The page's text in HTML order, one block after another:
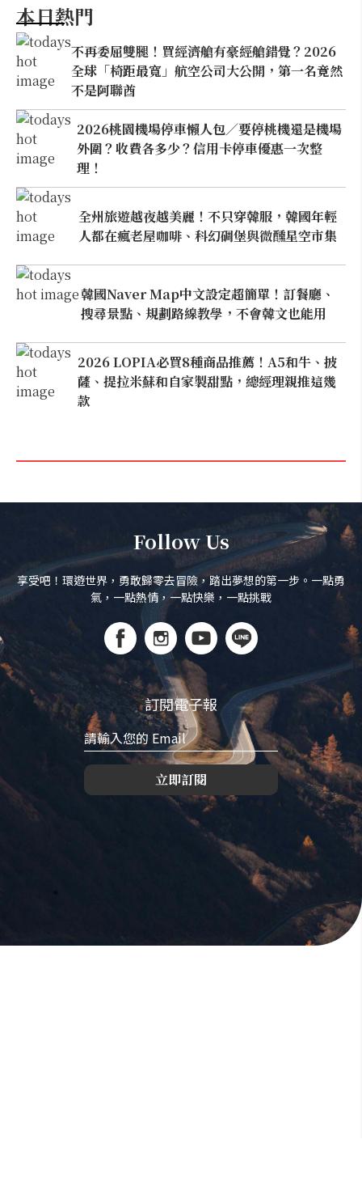
本日熱門
不再委屈雙腿！買經濟艙有豪經艙錯覺？2026
全球「椅距最寬」航空公司大公開，第一名竟然
不是阿聯酋
2026桃園機場停車懶人包／要停桃機還是機場
外圍？收費各多少？信用卡停車優惠一次整
理！
全州旅遊越夜越美麗！不只穿韓服，韓國年輕
人都在瘋老屋咖啡、科幻碉堡與微醺星空市集
韓國Naver Map中文設定超簡單！訂餐廳、
搜尋景點、規劃路線教學，不會韓文也能用
2026 LOPIA必買8種商品推薦！A5和牛、披
薩、提拉米蘇和自家製甜點，總經理親推這幾
款
Follow Us
享受吧！環遊世界，勇敢歸零去冒險，踏出夢想的第一步。一點勇
氣，一點熱情，一點快樂，一點挑戰
訂閱電子報
立即訂閱